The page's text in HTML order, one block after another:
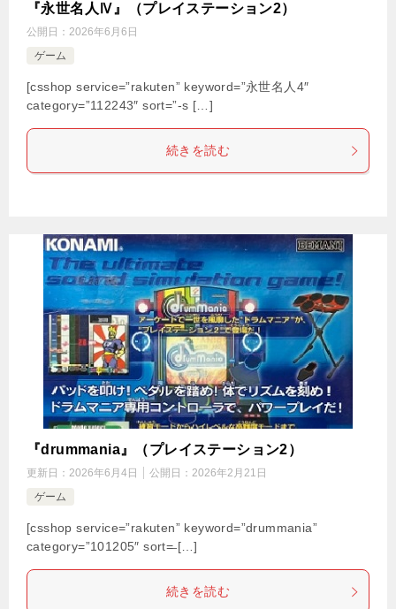
『永世名人Ⅳ』（プレイステーション2）
公開日： 2026年6月6日
ゲーム
[csshop service=”rakuten” keyword=”永世名人4″
category=”112243″ sort=”-s […]
続きを読む
『drummania』（プレイステーション2）
更新日： 2026年6月4日 公開日： 2026年2月21日
ゲーム
[csshop service=”rakuten” keyword=”drummania”
category=”101205″ sort=̶ […]
続きを読む